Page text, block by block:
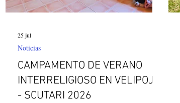
CAMPAMENTO DE VERANO
INTERRELIGIOSO EN VELIPOJE
- SCUTARI 2026
Noticias
25 jul